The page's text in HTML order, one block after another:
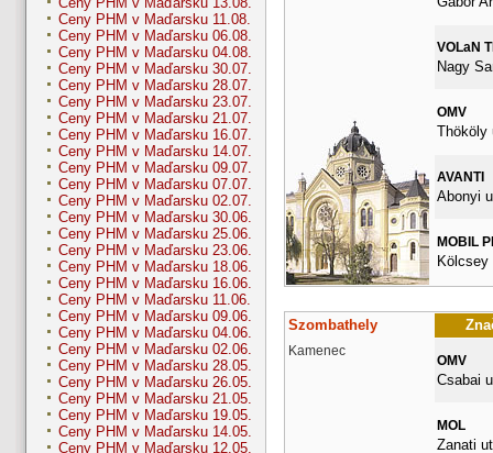
Ceny PHM v Maďarsku 11.08.
Ceny PHM v Maďarsku 06.08.
Ceny PHM v Maďarsku 04.08.
Ceny PHM v Maďarsku 30.07.
Ceny PHM v Maďarsku 28.07.
Ceny PHM v Maďarsku 23.07.
Ceny PHM v Maďarsku 21.07.
Ceny PHM v Maďarsku 16.07.
Ceny PHM v Maďarsku 14.07.
Ceny PHM v Maďarsku 09.07.
Ceny PHM v Maďarsku 07.07.
Ceny PHM v Maďarsku 02.07.
Ceny PHM v Maďarsku 30.06.
Ceny PHM v Maďarsku 25.06.
Ceny PHM v Maďarsku 23.06.
Ceny PHM v Maďarsku 18.06.
Ceny PHM v Maďarsku 16.06.
Ceny PHM v Maďarsku 11.06.
Ceny PHM v Maďarsku 09.06.
Ceny PHM v Maďarsku 04.06.
Ceny PHM v Maďarsku 02.06.
Ceny PHM v Maďarsku 28.05.
Ceny PHM v Maďarsku 26.05.
Ceny PHM v Maďarsku 21.05.
Ceny PHM v Maďarsku 19.05.
Ceny PHM v Maďarsku 14.05.
Ceny PHM v Maďarsku 12.05.
VOLaN
Nagy
OMV
Thököly
AVANTI
Abonyi
MOBIL
Kölcsey
Szombathely
Kamenec
OMV
Csabai
MOL
Zanati